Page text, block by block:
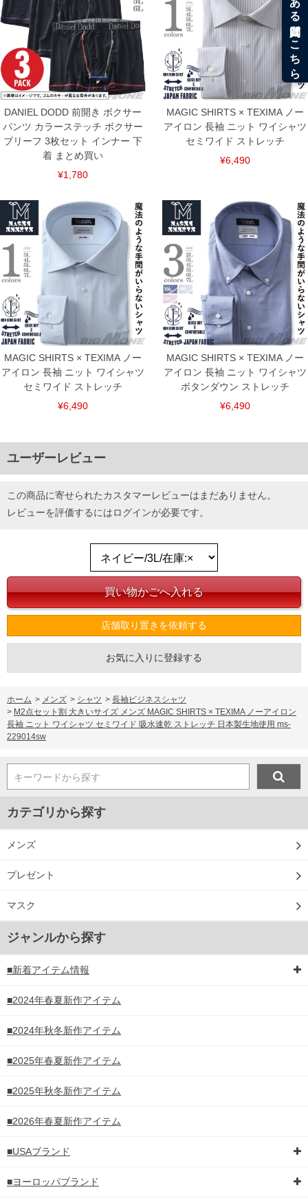
DANIEL DODD 前開き ボクサー
パンツ カラーステッチ ボクサー
ブリーフ 3枚セット インナー 下
着 まとめ買い
¥1,780
MAGIC SHIRTS × TEXIMA ノー
アイロン 長袖 ニット ワイシャツ
セミワイド ストレッチ
¥6,490
MAGIC SHIRTS × TEXIMA ノー
アイロン 長袖 ニット ワイシャツ
セミワイド ストレッチ
¥6,490
MAGIC SHIRTS × TEXIMA ノー
アイロン 長袖 ニット ワイシャツ
ボタンダウン ストレッチ
¥6,490
ユーザーレビュー
この商品に寄せられたカスタマーレビューはまだありません。
レビューを評価するにはログインが必要です。
店舗取り置きを依頼する
お気に入りに登録する
ホーム > メンズ > シャツ > 長袖ビジネスシャツ
> M2点セット割 大きいサイズ メンズ MAGIC SHIRTS × TEXIMA ノーアイロン
長袖 ニット ワイシャツ セミワイド 吸水速乾 ストレッチ 日本製生地使用 ms-
229014sw
キーワードから探す
カテゴリから探す
メンズ
プレゼント
マスク
ジャンルから探す
■新着アイテム情報
■2024年春夏新作アイテム
■2024年秋冬新作アイテム
■2025年春夏新作アイテム
■2025年秋冬新作アイテム
■2026年春夏新作アイテム
■USAブランド
■ヨーロッパブランド